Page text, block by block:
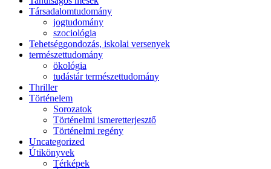
Társadalomtudomány
jogtudomány
szociológia
Tehetséggondozás, iskolai versenyek
természettudomány
ökológia
tudástár természettudomány
Thriller
Történelem
Sorozatok
Történelmi ismeretterjesztő
Történelmi regény
Uncategorized
Útikönyvek
Térképek